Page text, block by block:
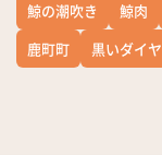
鯨の潮吹き
鯨肉
鹿町町
黒いダイヤ